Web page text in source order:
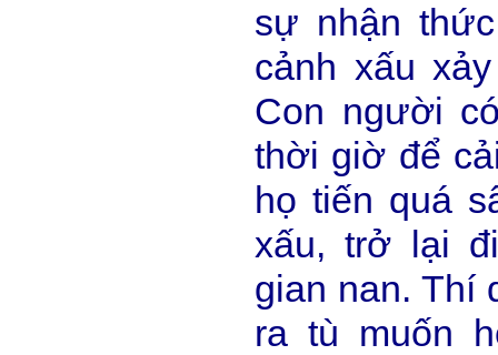
sự nhận
cảnh xấu
Con người
thời giờ để
họ tiến quá
xấu, trở lại
gian nan. Thí
ra tù muốn